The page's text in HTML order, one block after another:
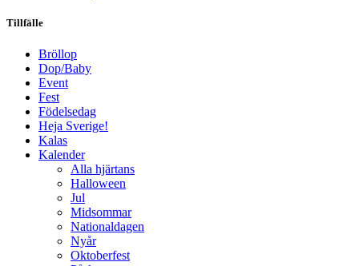
Tillfälle
Bröllop
Dop/Baby
Event
Fest
Födelsedag
Heja Sverige!
Kalas
Kalender
Alla hjärtans
Halloween
Jul
Midsommar
Nationaldagen
Nyår
Oktoberfest